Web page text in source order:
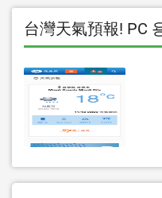
台灣天氣預報! PC